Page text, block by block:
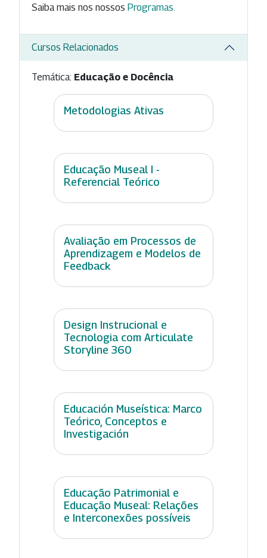
Saiba mais nos nossos Programas
Cursos Relacionados
Temática: Educação e Docência
Metodologias Ativas
Educação Museal I -
Referencial Teórico
Avaliação em Processos de
Aprendizagem e Modelos de
Feedback
Design Instrucional e
Tecnologia com Articulate
Storyline 360
Educación Museística: Marco
Teórico, Conceptos e
Investigación
Educação Patrimonial e
Educação Museal: Relações
e Interconexões possíveis